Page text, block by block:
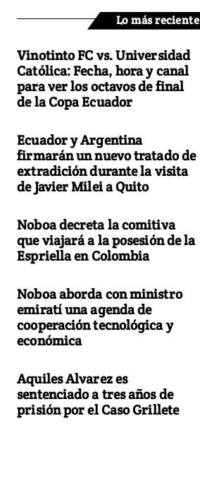
Lo más reciente
Vinotinto FC vs. Universidad
Católica: Fecha, hora y canal
para ver los octavos de final
de la Copa Ecuador
Ecuador y Argentina
firmarán un nuevo tratado de
extradición durante la visita
de Javier Milei a Quito
Noboa decreta la comitiva
que viajará a la posesión de la
Espriella en Colombia
Noboa aborda con ministro
emiratí una agenda de
cooperación tecnológica y
económica
Aquiles Alvarez es
sentenciado a tres años de
prisión por el Caso Grillete